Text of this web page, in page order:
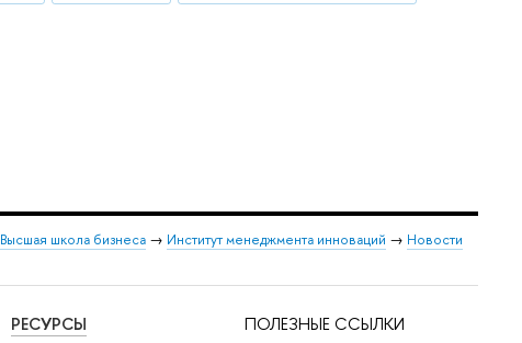
Высшая школа бизнеса → Институт менеджмента инноваций → Новости
РЕСУРСЫ ПОЛЕЗНЫЕ ССЫЛКИ